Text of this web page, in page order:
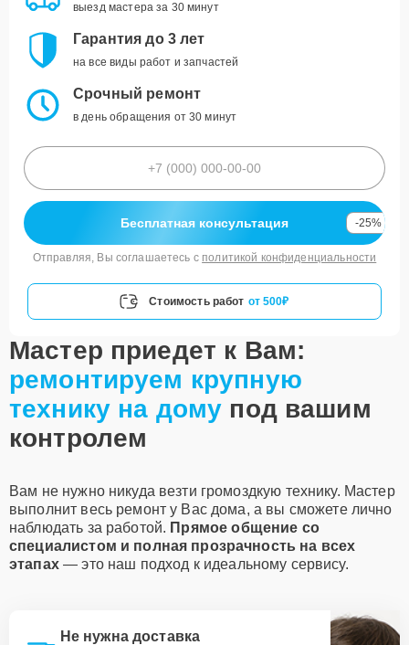
выезд мастера за 30 минут
Гарантия до 3 лет
на все виды работ и запчастей
Срочный ремонт
в день обращения от 30 минут
Бесплатная консультация -25%
Отправляя, Вы соглашаетесь с политикой конфиденциальности
Стоимость работ от 500₽
Мастер приедет к Вам:
ремонтируем крупную
технику на дому под вашим
контролем
Вам не нужно никуда везти громоздкую технику. Мастер
выполнит весь ремонт у Вас дома, а вы сможете лично
наблюдать за работой. Прямое общение со
специалистом и полная прозрачность на всех
этапах— это наш подход к идеальному сервису.
Не нужна доставка